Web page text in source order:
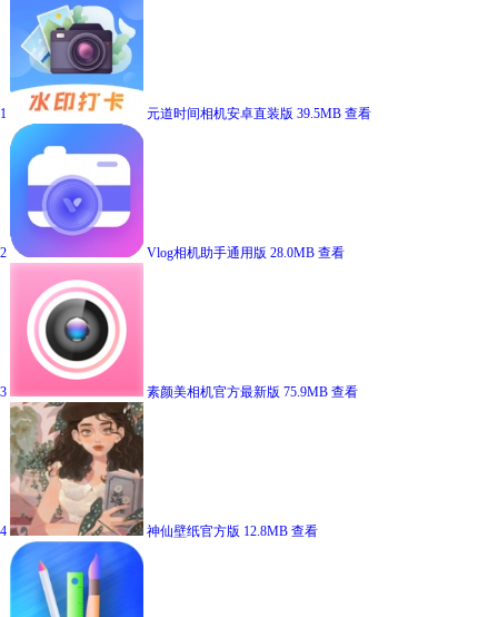
1 元道时间相机安卓直装版 39.5MB 查看
2 Vlog相机助手通用版 28.0MB 查看
3 素颜美相机官方最新版 75.9MB 查看
4 神仙壁纸官方版 12.8MB 查看